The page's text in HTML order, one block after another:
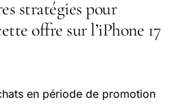
stratégies pour
offre sur l’iPhone 17
en période de promotion